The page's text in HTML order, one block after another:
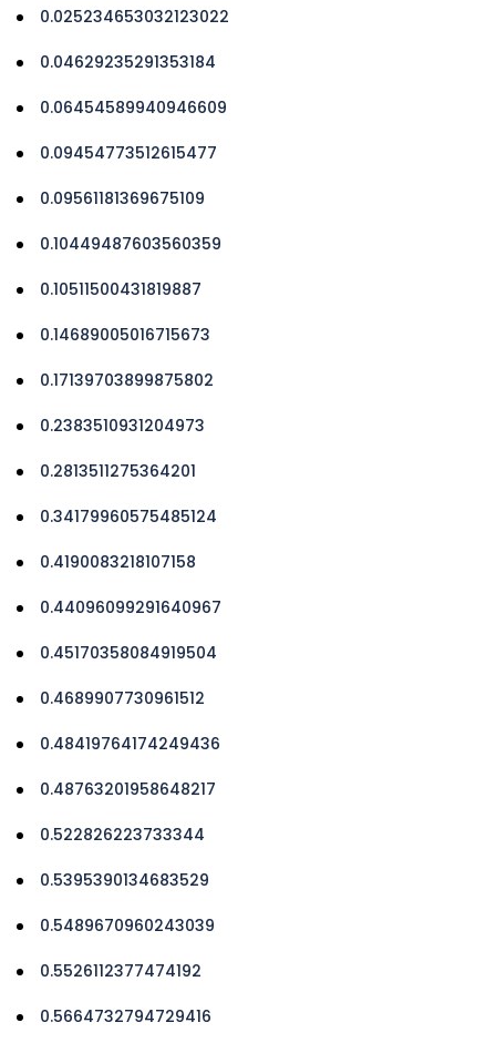
0.025234653032123022
0.04629235291353184
0.06454589940946609
0.09454773512615477
0.09561181369675109
0.10449487603560359
0.10511500431819887
0.14689005016715673
0.17139703899875802
0.2383510931204973
0.2813511275364201
0.34179960575485124
0.4190083218107158
0.44096099291640967
0.45170358084919504
0.4689907730961512
0.48419764174249436
0.48763201958648217
0.522826223733344
0.5395390134683529
0.5489670960243039
0.5526112377474192
0.5664732794729416